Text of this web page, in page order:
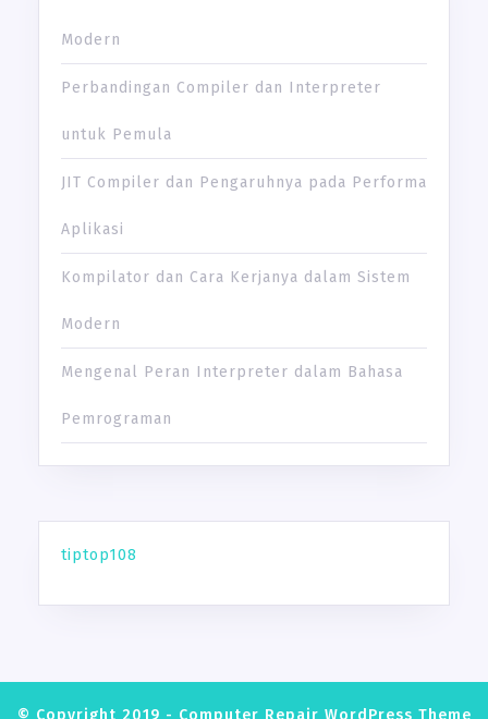
Modern
Perbandingan Compiler dan Interpreter
untuk Pemula
JIT Compiler dan Pengaruhnya pada Performa
Aplikasi
Kompilator dan Cara Kerjanya dalam Sistem
Modern
Mengenal Peran Interpreter dalam Bahasa
Pemrograman
tiptop108
© Copyright 2019 - Computer Repair WordPress Theme